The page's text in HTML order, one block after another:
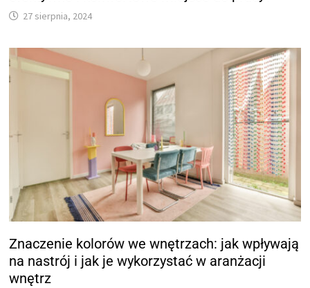
27 sierpnia, 2024
Znaczenie kolorów we wnętrzach: jak wpływają
na nastrój i jak je wykorzystać w aranżacji
wnętrz